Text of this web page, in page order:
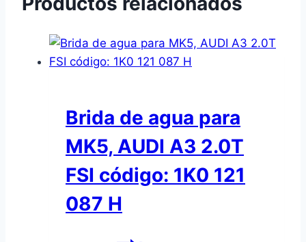
Brida de agua para
MK5, AUDI A3 2.0T
FSI código: 1K0 121
087 H